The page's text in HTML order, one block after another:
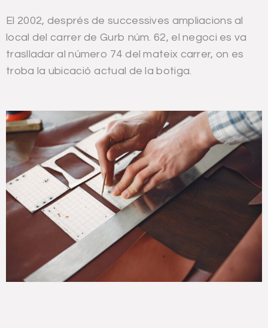
El 2002, després de successives ampliacions al
local del carrer de Gurb núm. 62, el negoci es va
traslladar al número 74 del mateix carrer, on es
troba la ubicació actual de la botiga.